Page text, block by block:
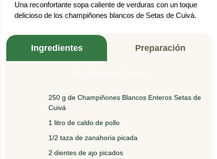
Una reconfortante sopa caliente de verduras con un toque
delicioso de los champiñones blancos de Setas de Cuivá.
Ingredientes Preparación
250 g de Champiñones Blancos Enteros Setas de
Cuivá
1 litro de caldo de pollo
1/2 taza de zanahoria picada
2 dientes de ajo picados
En una olla vierta el caldo de pollo.
Adicione la zanahoria y el ajo; y deje hervir por 5
minutos.